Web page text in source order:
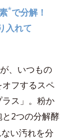
*で分解！
入れて
、いつもの
フするスペ
ス」。粉か
2つの分解酵
い汚れを分